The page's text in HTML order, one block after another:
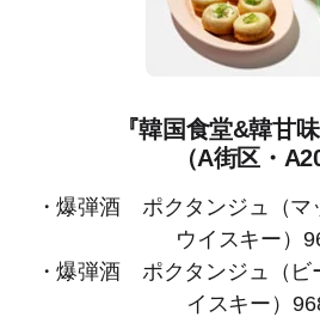
『韓国食堂&韓甘
（A街区・
・爆弾酒 ポクタンジュ（マ
ウイスキー）
・爆弾酒 ポクタンジュ（ビ
イスキー）